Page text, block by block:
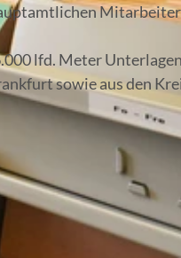
lfd. Meter
sowie aus den